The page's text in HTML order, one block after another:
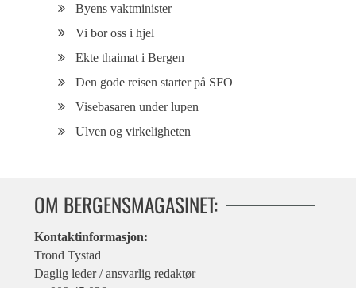
Byens vaktminister
Vi bor oss i hjel
Ekte thaimat i Bergen
Den gode reisen starter på SFO
Visebasaren under lupen
Ulven og virkeligheten
OM BERGENSMAGASINET:
Kontaktinformasjon:
Trond Tystad
Daglig leder / ansvarlig redaktør